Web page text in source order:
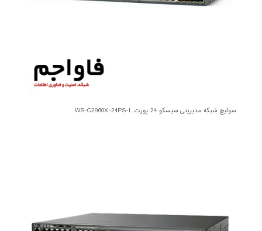
سوئیچ شبکه مدیریتی سیسکو 24 پورت WS-C2960X-24PS-L